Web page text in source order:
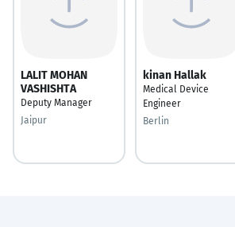
LALIT MOHAN
VASHISHTA
Deputy Manager
Jaipur
kinan Hallak
Medical Device
Engineer
Berlin